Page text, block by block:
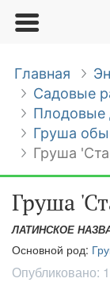
Главная
Садовые
Плодовые
Груша
Груша
Груша
ЛАТИНСКОЕ
Основной род:
Опубликовано: